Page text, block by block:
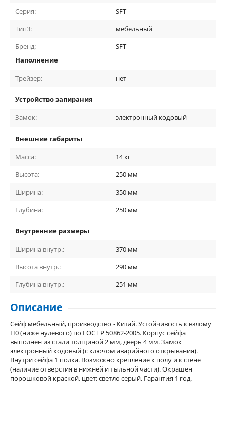
Серия:
SFT
Тип3:
мебельный
Бренд:
SFT
Наполнение
Трейзер:
нет
Устройство запирания
Замок:
электронный кодовый
Внешние габариты
Масса:
14 кг
Высота:
250 мм
Ширина:
350 мм
Глубина:
250 мм
Внутренние размеры
Ширина внутр.:
370 мм
Высота внутр.:
290 мм
Глубина внутр.:
251 мм
Описание
Сейф мебельный, производство - Китай. Устойчивость к взлому
Н0 (ниже нулевого) по ГОСТ Р 50862-2005. Корпус сейфа
выполнен из стали толщиной 2 мм, дверь 4 мм. Замок
электронный кодовый (с ключом аварийного открывания).
Внутри сейфа 1 полка. Возможно крепление к полу и к стене
(наличие отверстия в нижней и тыльной части). Окрашен
порошковой краской, цвет: светло серый. Гарантия 1 год.